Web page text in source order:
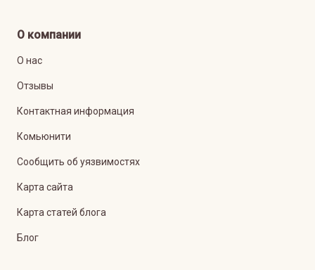
О компании
О нас
Отзывы
Контактная информация
Комьюнити
Сообщить об уязвимостях
Карта сайта
Карта статей блога
Блог